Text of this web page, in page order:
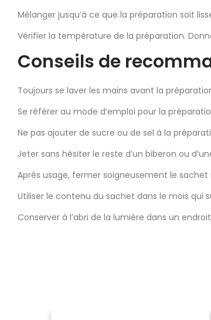
Mélanger jusqu’à ce que la préparation soit
Vérifier la température de la préparation.
Conseils de
Toujours se laver les mains avant la
Se référer au mode d’emploi pour la
Ne pas ajouter de sucre ou de sel à la
Jeter sans hésiter le reste d’un biberon ou
Après usage, fermer soigneusement le
Utiliser le contenu du sachet dans le mois qui
Conserver à l’abri de la lumière dans un